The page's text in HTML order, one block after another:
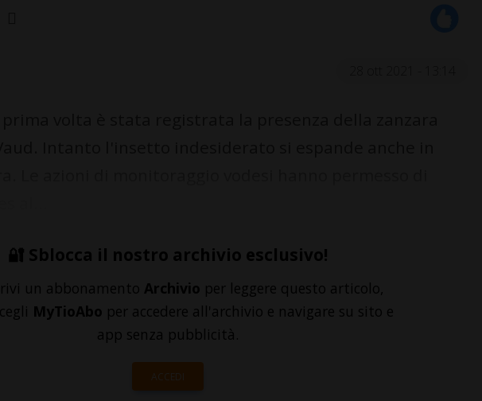
🔐 Sblocca il nostro archivio esclusivo!
un abbonamento Archivio per leggere questo articolo,
MyTioAbo per accedere all'archivio e navigare su sito e
app senza pubblicità.
ACCEDI